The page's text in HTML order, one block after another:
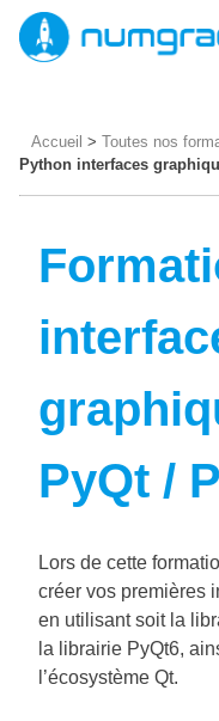
Accueil > Toutes nos
Python interfaces
PyQt /
Lors de cette
créer vos premières
en utilisant soit la
la librairie PyQt6,
l’écosystème Qt.